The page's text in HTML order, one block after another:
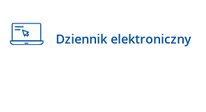
Dziennik elektroniczny